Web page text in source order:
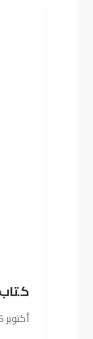
12 أكتوبر 2025, 17:26